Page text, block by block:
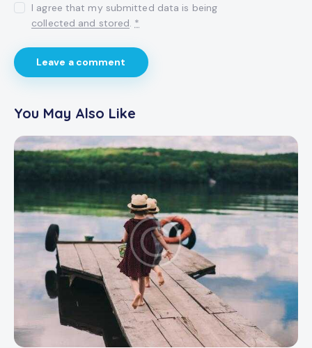
I agree that my submitted data is being
collected and stored *
You May Also Like